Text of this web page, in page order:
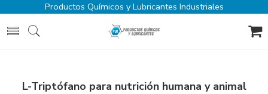
Productos Químicos y Lubricantes Industriales
L-Triptófano para nutrición humana y animal